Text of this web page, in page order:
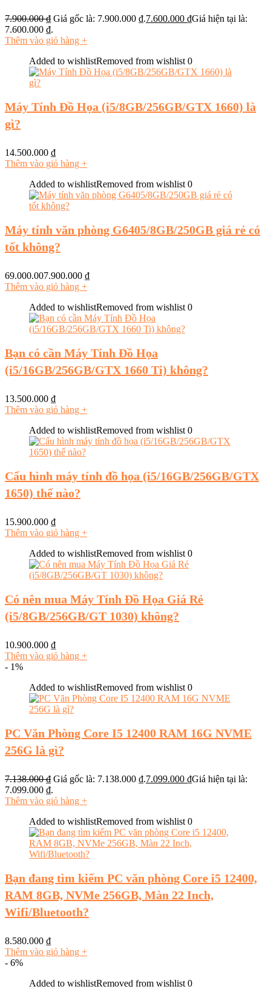
7.900.000₫ Giá gốc là: 7.900.000 ₫.7.600.000 ₫Giá hiện tại là:
7.600.000 ₫.
Thêm vào giỏ hàng +
Added to wishlistRemoved from wishlist 0
Máy Tính Đồ Họa (i5/8GB/256GB/GTX 1660) là
gì?
14.500.000 ₫
Thêm vào giỏ hàng +
Added to wishlistRemoved from wishlist 0
Máy tính văn phòng G6405/8GB/250GB giá rẻ có
tốt không?
69.000.007.900.000 ₫
Thêm vào giỏ hàng +
Added to wishlistRemoved from wishlist 0
Bạn có cần Máy Tính Đồ Họa
(i5/16GB/256GB/GTX 1660 Ti) không?
13.500.000 ₫
Thêm vào giỏ hàng +
Added to wishlistRemoved from wishlist 0
Cấu hình máy tính đồ họa (i5/16GB/256GB/GTX
1650) thế nào?
15.900.000 ₫
Thêm vào giỏ hàng +
Added to wishlistRemoved from wishlist 0
Có nên mua Máy Tính Đồ Họa Giá Rẻ
(i5/8GB/256GB/GT 1030) không?
10.900.000 ₫
Thêm vào giỏ hàng +
- 1%
Added to wishlistRemoved from wishlist 0
PC Văn Phòng Core I5 12400 RAM 16G NVME
256G là gì?
7.138.000₫ Giá gốc là: 7.138.000 ₫.7.099.000 ₫Giá hiện tại là:
7.099.000 ₫.
Thêm vào giỏ hàng +
Added to wishlistRemoved from wishlist 0
Bạn đang tìm kiếm PC văn phòng Core i5 12400,
RAM 8GB, NVMe 256GB, Màn 22 Inch,
Wifi/Bluetooth?
8.580.000 ₫
Thêm vào giỏ hàng +
- 6%
Added to wishlistRemoved from wishlist 0